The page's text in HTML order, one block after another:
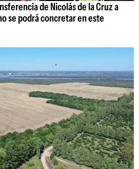
de Nicolás de la Cruz a
se podrá concretar en este